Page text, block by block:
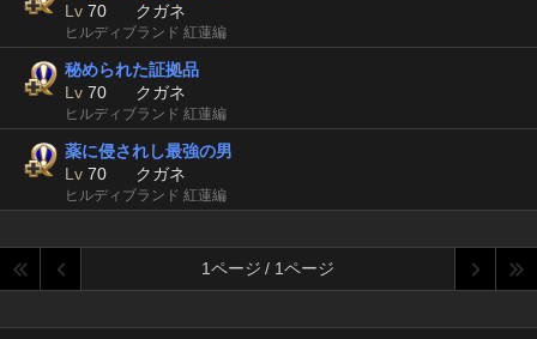
Lv 70 クガネ
ヒルディブランド 紅蓮編
秘められた証拠品
Lv 70 クガネ
ヒルディブランド 紅蓮編
薬に侵されし最強の男
Lv 70 クガネ
ヒルディブランド 紅蓮編
1ページ / 1ページ